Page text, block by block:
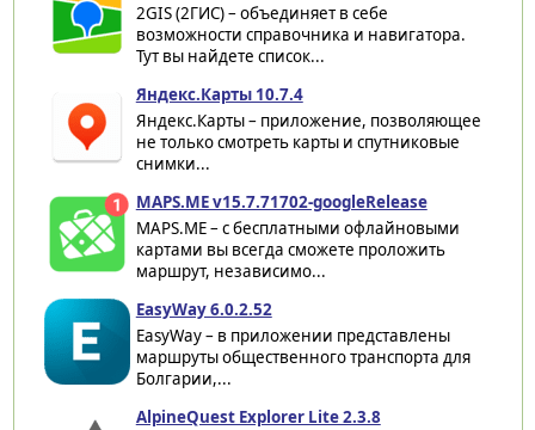
2GIS (2ГИС) – объединяет в себе
возможности справочника и навигатора.
Тут вы найдете список...
Яндекс.Карты 10.7.4
Яндекс.Карты – приложение, позволяющее
не только смотреть карты и спутниковые
снимки...
MAPS.ME v15.7.71702-googleRelease
MAPS.ME – с бесплатными офлайновыми
картами вы всегда сможете проложить
маршрут, независимо...
EasyWay 6.0.2.52
EasyWay – в приложении представлены
маршруты общественного транспорта для
Болгарии,...
AlpineQuest Explorer Lite 2.3.8